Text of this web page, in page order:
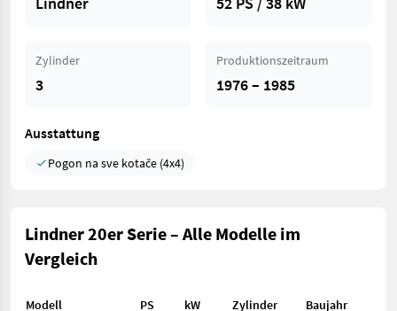
Zylinder
3
Produktionszeitraum
1976 – 1985
Ausstattung
Pogon na sve kotače (4x4)
Lindner 20er Serie – Alle Modelle im
Vergleich
Modell PS kW Zylinder Baujahr